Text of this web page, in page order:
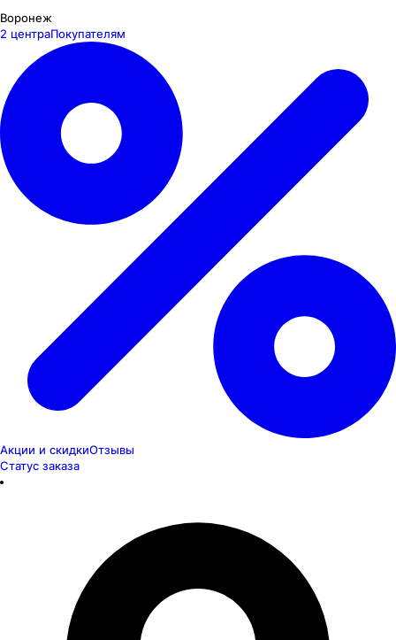
Воронеж
2 центраПокупателям
Акции и скидкиОтзывы
Статус заказа